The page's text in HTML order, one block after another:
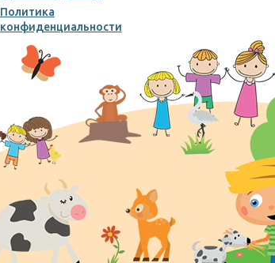
Политика
конфиденциальности